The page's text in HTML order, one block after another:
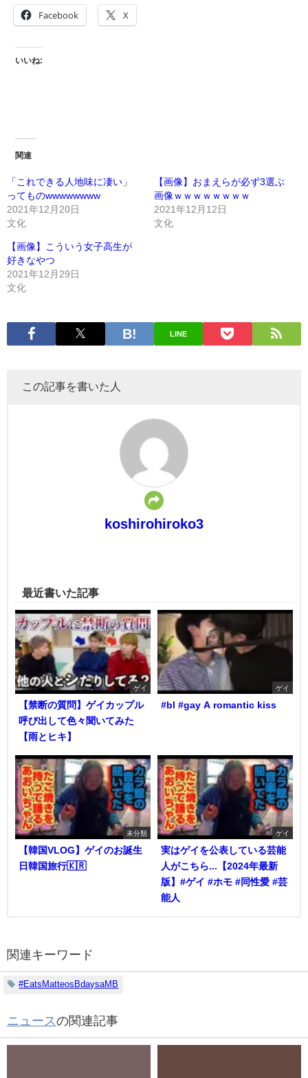
Facebook X
いいね:
関連
「これできる人地味に凄い」
ってものwwwwwwww
2021年12月20日
文化
【画像】おまえらが必ず3選ぶ
画像ｗｗｗｗｗｗｗｗ
2021年12月12日
文化
【画像】こういう女子高生が
好きなやつ
2021年12月29日
文化
LINE
この記事を書いた人
koshirohiroko3
最近書いた記事
ゲイ
【禁断の質問】ゲイカップル
呼び出して色々聞いてみた
【雨とヒキ】
ゲイ
#bl #gay A romantic kiss
未分類
【韓国VLOG】ゲイのお誕生
日韓国旅行🇰🇷
ゲイ
実はゲイを公表している芸能
人がこちら...【2024年最新
版】#ゲイ #ホモ #同性愛 #芸
能人
関連キーワード
#EatsMatteosBdaysaMB
ニュースの関連記事